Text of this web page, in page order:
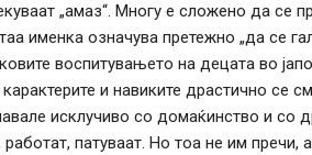
„амаз“. Многу е сложено да се
именка означува претежно „да се
воспитувањето на децата во
и навиките драстично се
исклучиво со домаќинство и со
патуваат. Но тоа не им пречи,